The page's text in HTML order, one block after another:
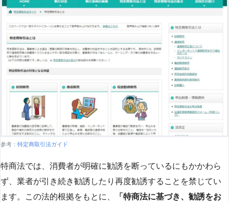
参考： 特定商取引法ガイド
特商法では、消費者が明確に勧誘を断っているにもかかわら
ず、業者が引き続き勧誘したり再度勧誘することを禁じてい
ます。この法的根拠をもとに、
「特商法に基づき、勧誘をお